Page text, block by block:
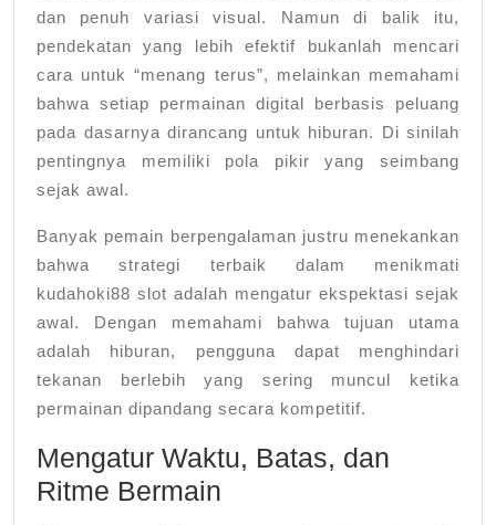
dan penuh variasi visual. Namun di balik itu,
pendekatan yang lebih efektif bukanlah mencari
cara untuk “menang terus”, melainkan memahami
bahwa setiap permainan digital berbasis peluang
pada dasarnya dirancang untuk hiburan. Di sinilah
pentingnya memiliki pola pikir yang seimbang
sejak awal.
Banyak pemain berpengalaman justru menekankan
bahwa strategi terbaik dalam menikmati
kudahoki88 slot adalah mengatur ekspektasi sejak
awal. Dengan memahami bahwa tujuan utama
adalah hiburan, pengguna dapat menghindari
tekanan berlebih yang sering muncul ketika
permainan dipandang secara kompetitif.
Mengatur Waktu, Batas, dan
Ritme Bermain